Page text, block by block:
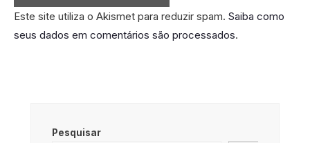
Este site utiliza o Akismet para reduzir spam. Saiba como
seus dados em comentários são processados.
Pesquisar